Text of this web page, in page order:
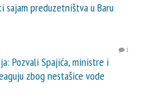
sajam preduzetništva u Baru
1
Pozvali Spajića, ministre i
zbog nestašice vode